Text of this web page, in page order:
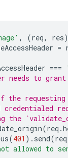
, (req, res)
=
===
needs to
the
credentialed
the
(req .
(401 ). send(req
allowed to